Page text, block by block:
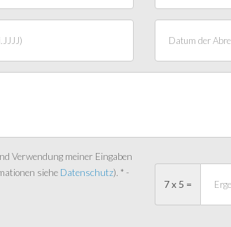
Verwendung meiner Eingaben
siehe Datenschutz). * -
7 x 5 =